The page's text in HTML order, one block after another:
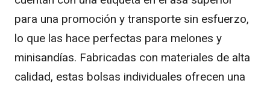
para una promoción y transporte sin esfuerzo,
lo que las hace perfectas para melones y
minisandías. Fabricadas con materiales de alta
calidad, estas bolsas individuales ofrecen una